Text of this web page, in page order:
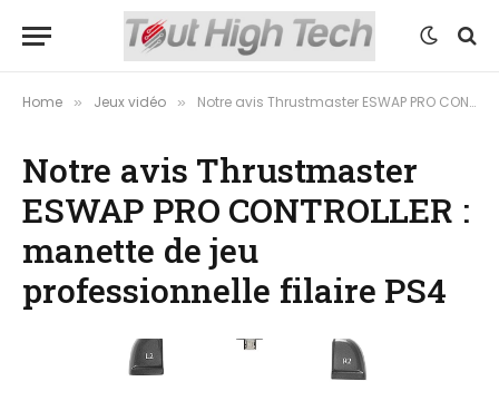
Home » Jeux vidéo » Notre avis Thrustmaster ESWAP PRO CONTROLLER : manette de jeu professionnelle filaire PS4
Notre avis Thrustmaster
ESWAP PRO CONTROLLER :
manette de jeu
professionnelle filaire PS4